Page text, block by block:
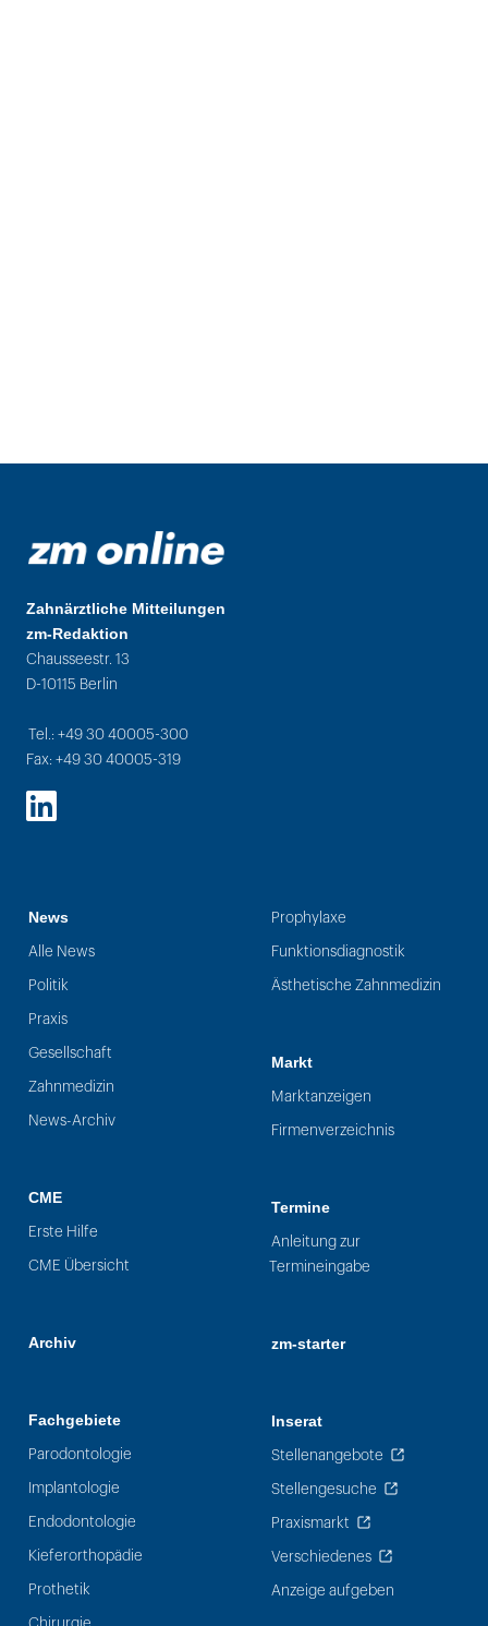
Zahnärztliche Mitteilungen
zm-Redaktion
Chausseestr. 13
D-10115 Berlin
Tel.: +49 30 40005-300
Fax: +49 30 40005-319
LinkedIn
News
Alle News
Politik
Praxis
Gesellschaft
Zahnmedizin
News-Archiv
CME
Erste Hilfe
CME Übersicht
Archiv
Fachgebiete
Parodontologie
Implantologie
Endodontologie
Kieferorthopädie
Prothetik
Prophylaxe
Funktionsdiagnostik
Ästhetische Zahnmedizin
Markt
Marktanzeigen
Firmenverzeichnis
Termine
Anleitung zur
Termineingabe
zm-starter
Inserat
Stellenangebote
Stellengesuche
Praxismarkt
Verschiedenes
Anzeige aufgeben